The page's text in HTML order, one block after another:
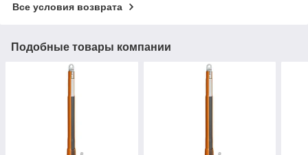
Все условия возврата
Подобные товары компании